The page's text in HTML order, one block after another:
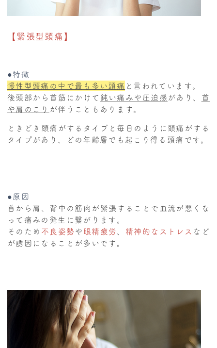
【緊張型頭痛】
●特徴
慢性型頭痛の中で最も多い頭痛 と言われています。
後頭部から首筋にかけて 鈍い痛みや圧迫感があり、 首
や肩のこり が伴うこともあります。
ときどき頭痛がするタイプと毎日のように頭痛がする
タイプがあり、どの年齢層でも起こり得る頭痛です。
●原因
首から肩、背中の筋肉が緊張することで血流が悪くな
って痛みの発生に繋がります。
そのため 不良姿勢や眼精疲労、 精神的なストレス など
が誘因になることが多いです。